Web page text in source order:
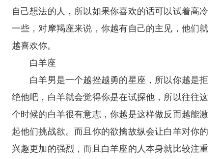
自己想法的人，所以如果你喜欢的话可以试着高冷
一些，对摩羯座来说，你越有自己的主见，他们就
越喜欢你。
白羊座
白羊男是一个越挫越勇的星座，所以你越是拒
绝他吧，白羊就会觉得你是在试探他，所以往往这
个时候的白羊很有意志，你越是这样做反而越能激
起他们挑战欲。而且你的欲擒故纵会让白羊对你的
兴趣更加的强烈，而且 白羊座的人本身就比较注重